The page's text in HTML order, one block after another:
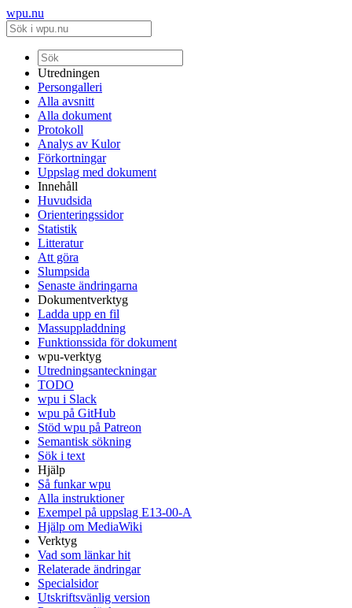
wpu.nu
Utredningen
Persongalleri
Alla avsnitt
Alla dokument
Protokoll
Analys av Kulor
Förkortningar
Uppslag med dokument
Innehåll
Huvudsida
Orienteringssidor
Statistik
Litteratur
Att göra
Slumpsida
Senaste ändringarna
Dokumentverktyg
Ladda upp en fil
Massuppladdning
Funktionssida för dokument
wpu-verktyg
Utredningsanteckningar
TODO
wpu i Slack
wpu på GitHub
Stöd wpu på Patreon
Semantisk sökning
Sök i text
Hjälp
Så funkar wpu
Alla instruktioner
Exempel på uppslag E13-00-A
Hjälp om MediaWiki
Verktyg
Vad som länkar hit
Relaterade ändringar
Specialsidor
Utskriftsvänlig version